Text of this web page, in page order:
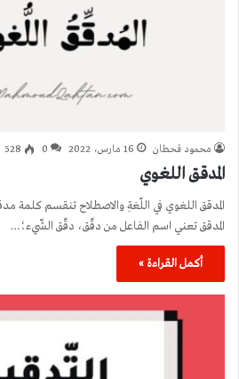
محمود قحطان 16 مارس، 2022 0
528
المدقق اللغوي
المدقق اللغوي في اللّغةِ والاصطلاح تنقسم كلمة
المدقق تعني اسم الفاعل من دقّق، دقّق الشّيء؛…
أكمل القراءة »